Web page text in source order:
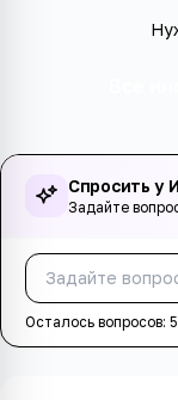
Спросить у
Задайте
Осталось вопросов: 5